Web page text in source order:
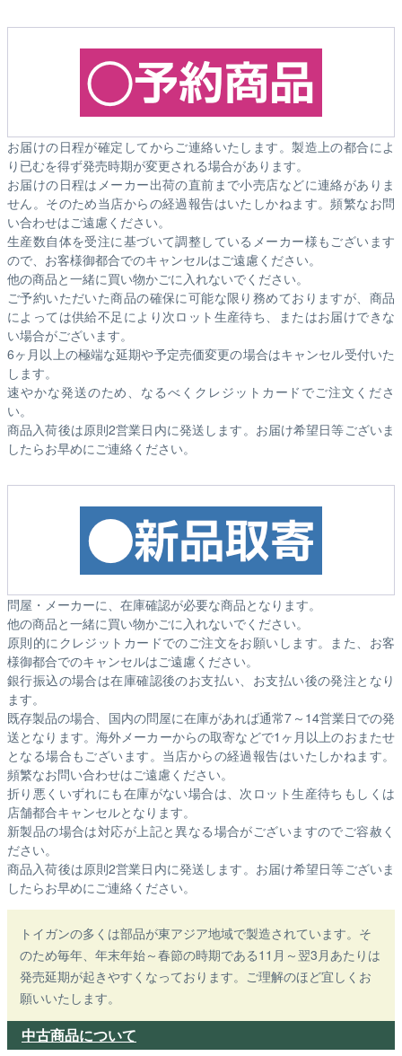
お届けの日程が確定してからご連絡いたします。製造上の都合によ
り已むを得ず発売時期が変更される場合があります。
お届けの日程はメーカー出荷の直前まで小売店などに連絡がありま
せん。そのため当店からの経過報告はいたしかねます。頻繁なお問
い合わせはご遠慮ください。
生産数自体を受注に基づいて調整しているメーカー様もございます
ので、お客様御都合でのキャンセルはご遠慮ください。
他の商品と一緒に買い物かごに入れないでください。
ご予約いただいた商品の確保に可能な限り務めておりますが、商品
によっては供給不足により次ロット生産待ち、またはお届けできな
い場合がございます。
6ヶ月以上の極端な延期や予定売価変更の場合はキャンセル受付いた
します。
速やかな発送のため、なるべくクレジットカードでご注文くださ
い。
商品入荷後は原則2営業日内に発送します。お届け希望日等ございま
したらお早めにご連絡ください。
問屋・メーカーに、在庫確認が必要な商品となります。
他の商品と一緒に買い物かごに入れないでください。
原則的にクレジットカードでのご注文をお願いします。また、お客
様御都合でのキャンセルはご遠慮ください。
銀行振込の場合は在庫確認後のお支払い、お支払い後の発注となり
ます。
既存製品の場合、国内の問屋に在庫があれば通常7～14営業日での発
送となります。海外メーカーからの取寄などで1ヶ月以上のおまたせ
となる場合もございます。 当店からの経過報告はいたしかねます。
頻繁なお問い合わせはご遠慮ください。
折り悪くいずれにも在庫がない場合は、次ロット生産待ちもしくは
店舗都合キャンセルとなります。
新製品の場合は対応が上記と異なる場合がございますのでご容赦く
ださい。
商品入荷後は原則2営業日内に発送します。お届け希望日等ございま
したらお早めにご連絡ください。
トイガンの多くは部品が東アジア地域で製造されています。そ
のため毎年、年末年始～春節の時期である11月～翌3月あたりは
発売延期が起きやすくなっております。ご理解のほど宜しくお
願いいたします。
中古商品について